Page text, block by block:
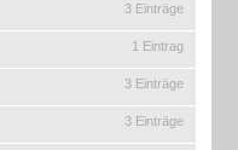
3 Einträge
1 Eintrag
3 Einträge
3 Einträge